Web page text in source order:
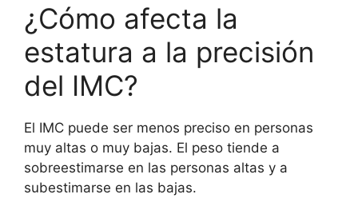
¿Cómo afecta la
estatura a la precisión
del IMC?
El IMC puede ser menos preciso en personas
muy altas o muy bajas. El peso tiende a
sobreestimarse en las personas altas y a
subestimarse en las bajas.